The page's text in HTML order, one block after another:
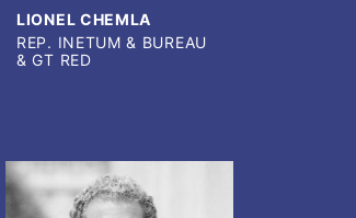
LIONEL CHEMLA
REP. INETUM & BUREAU
& GT RED